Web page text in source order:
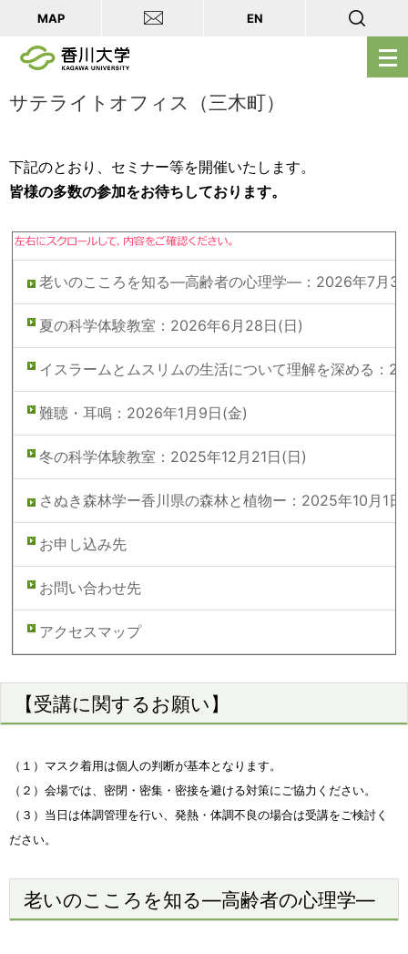
メ
ニ
MAP EN
サテライトオフィス（三木町）
下記のとおり、セミナー等を開催いたします。
皆様の多数の参加をお待ちしております。
老いのこころを知る―高齢者の心理学―：2026年7月3
夏の科学体験教室：2026年6月28日(日)
イスラームとムスリムの生活について理解を深める：
難聴・耳鳴：2026年1月9日(金)
冬の科学体験教室：2025年12月21日(日)
さぬき森林学ー香川県の森林と植物ー：2025年10月1
お申し込み先
お問い合わせ先
アクセスマップ
【受講に関するお願い】
（１）マスク着用は個人の判断が基本となります。
（２）会場では、密閉・密集・密接を避ける対策にご協力ください。
（３）当日は体調管理を行い、発熱・体調不良の場合は受講をご検討く
ださい。
老いのこころを知る―高齢者の心理学―